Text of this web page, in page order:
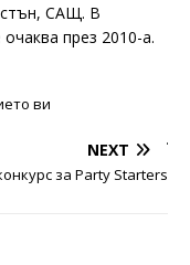
САЩ. В
през 2010-а.
ви
NEXT
за Party Starters